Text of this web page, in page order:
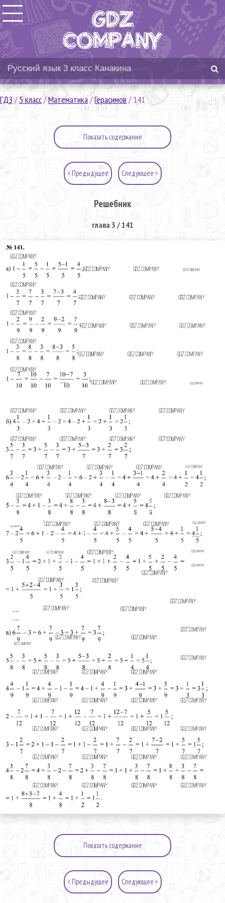
ГДЗ/5 класс/Математика/Герасимов/141
Показать содержание
< Предыдущее Следующее >
Решебник
глава 3 / 141
Показать содержание
< Предыдущее Следующее >